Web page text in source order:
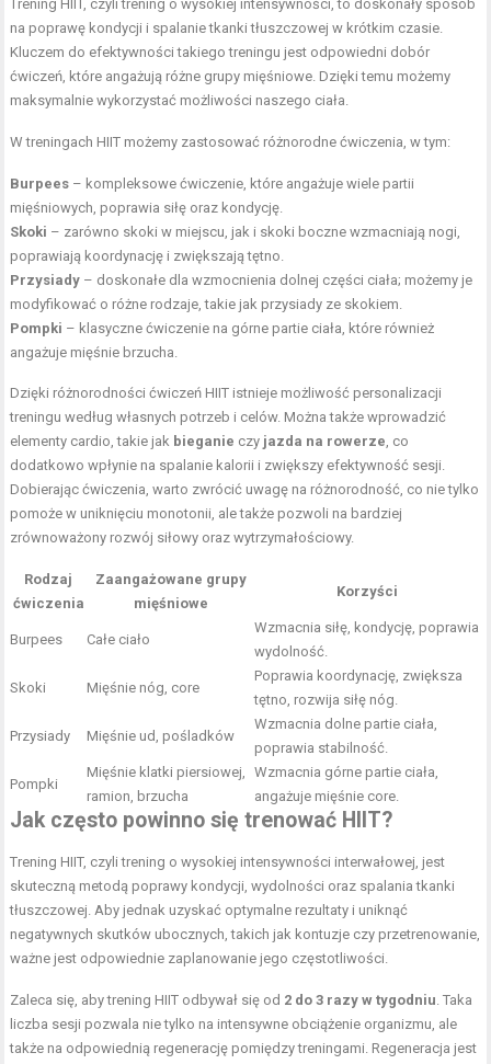
Trening HIIT, czyli trening o wysokiej intensywności, to doskonały sposób
na poprawę kondycji i spalanie tkanki tłuszczowej w krótkim czasie.
Kluczem do efektywności takiego treningu jest odpowiedni dobór
ćwiczeń, które angażują różne grupy mięśniowe. Dzięki temu możemy
maksymalnie wykorzystać możliwości naszego ciała.
W treningach HIIT możemy zastosować różnorodne ćwiczenia, w tym:
Burpees – kompleksowe ćwiczenie, które angażuje wiele partii
mięśniowych, poprawia siłę oraz kondycję.
Skoki – zarówno skoki w miejscu, jak i skoki boczne wzmacniają nogi,
poprawiają koordynację i zwiększają tętno.
Przysiady – doskonałe dla wzmocnienia dolnej części ciała; możemy je
modyfikować o różne rodzaje, takie jak przysiady ze skokiem.
Pompki – klasyczne ćwiczenie na górne partie ciała, które również
angażuje mięśnie brzucha.
Dzięki różnorodności ćwiczeń HIIT istnieje możliwość personalizacji
treningu według własnych potrzeb i celów. Można także wprowadzić
elementy cardio, takie jak bieganie czy jazda na rowerze, co
dodatkowo wpłynie na spalanie kalorii i zwiększy efektywność sesji.
Dobierając ćwiczenia, warto zwrócić uwagę na różnorodność, co nie tylko
pomoże w uniknięciu monotonii, ale także pozwoli na bardziej
zrównoważony rozwój siłowy oraz wytrzymałościowy.
Rodzaj
ćwiczenia
Zaangażowane grupy
mięśniowe
Korzyści
Burpees Całe ciało
Wzmacnia siłę, kondycję, poprawia
wydolność.
Skoki Mięśnie nóg, core
Poprawia koordynację, zwiększa
tętno, rozwija siłę nóg.
Przysiady Mięśnie ud, pośladków
Wzmacnia dolne partie ciała,
poprawia stabilność.
Pompki
Mięśnie klatki piersiowej,
ramion, brzucha
Wzmacnia górne partie ciała,
angażuje mięśnie core.
Jak często powinno się trenować HIIT?
Trening HIIT, czyli trening o wysokiej intensywności interwałowej, jest
skuteczną metodą poprawy kondycji, wydolności oraz spalania tkanki
tłuszczowej. Aby jednak uzyskać optymalne rezultaty i uniknąć
negatywnych skutków ubocznych, takich jak kontuzje czy przetrenowanie,
ważne jest odpowiednie zaplanowanie jego częstotliwości.
Zaleca się, aby trening HIIT odbywał się od 2 do 3 razy w tygodniu. Taka
liczba sesji pozwala nie tylko na intensywne obciążenie organizmu, ale
także na odpowiednią regenerację pomiędzy treningami. Regeneracja jest